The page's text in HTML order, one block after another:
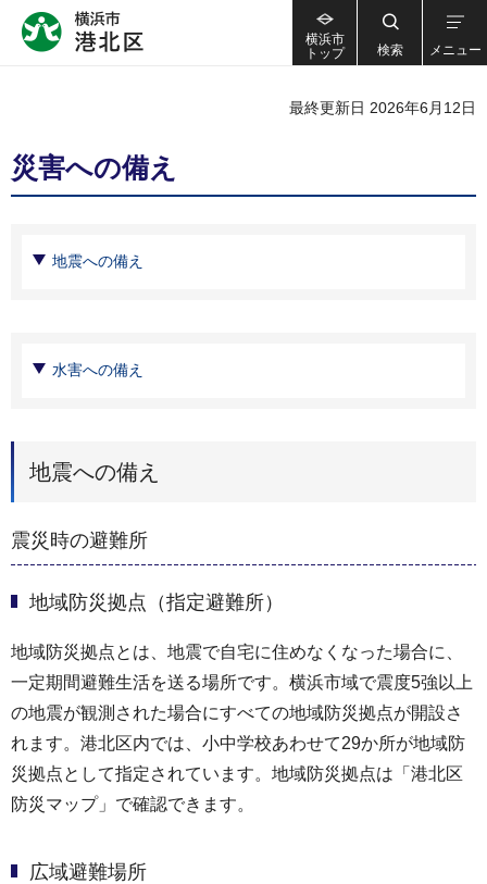
横浜市
トップ
検索 メニュー
最終更新日 2026年6月12日
災害への備え
地震への備え
水害への備え
地震への備え
震災時の避難所
地域防災拠点（指定避難所）
地域防災拠点とは、地震で自宅に住めなくなった場合に、
一定期間避難生活を送る場所です。横浜市域で震度5強以上
の地震が観測された場合にすべての地域防災拠点が開設さ
れます。港北区内では、小中学校あわせて29か所が地域防
災拠点として指定されています。地域防災拠点は「港北区
防災マップ」で確認できます。
広域避難場所